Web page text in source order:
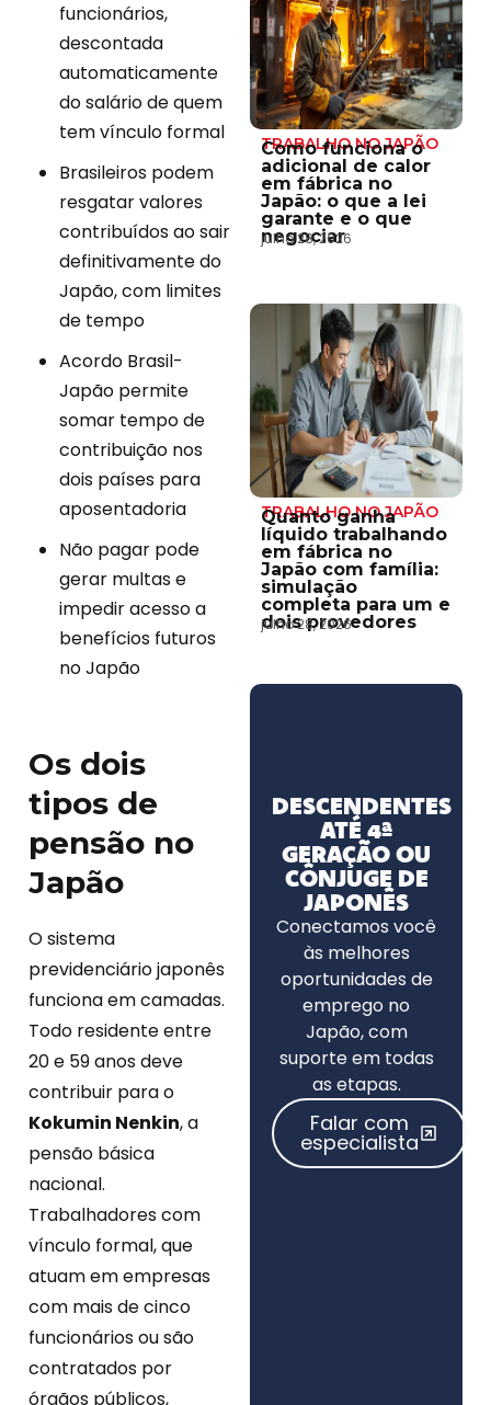
funcionários,
descontada
automaticamente
do salário de quem
tem vínculo formal
Brasileiros podem
resgatar valores
contribuídos ao sair
definitivamente do
Japão, com limites
de tempo
Acordo Brasil-
Japão permite
somar tempo de
contribuição nos
dois países para
aposentadoria
Não pagar pode
gerar multas e
impedir acesso a
benefícios futuros
no Japão
Os dois
tipos de
pensão no
Japão
O sistema
previdenciário japonês
funciona em camadas.
Todo residente entre
20 e 59 anos deve
contribuir para o
Kokumin Nenkin, a
pensão básica
nacional.
Trabalhadores com
vínculo formal, que
atuam em empresas
com mais de cinco
funcionários ou são
contratados por
órgãos públicos,
TRABALHO NO JAPÃO
Como funciona o
adicional de calor
em fábrica no
Japão: o que a lei
garante e o que
negociar
julho 28, 2026
TRABALHO NO JAPÃO
Quanto ganha
líquido trabalhando
em fábrica no
Japão com família:
simulação
completa para um e
dois provedores
julho 28, 2026
DESCENDENTES
ATÉ 4ª
GERAÇÃO OU
CÔNJUGE DE
JAPONÊS
Conectamos você
às melhores
oportunidades de
emprego no
Japão, com
suporte em todas
as etapas.
Falar com
especialista